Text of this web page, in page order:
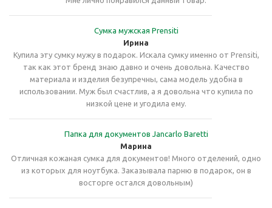
Сумка мужская Prensiti
Ирина
Купила эту сумку мужу в подарок. Искала сумку именно от Prensiti,
так как этот бренд знаю давно и очень довольна. Качество
материала и изделия безупречны, сама модель удобна в
использовании. Муж был счастлив, а я довольна что купила по
низкой цене и угодила ему.
Папка для документов Jancarlo Baretti
Марина
Отличная кожаная сумка для документов! Много отделений, одно
из которых для ноутбука. Заказывала парню в подарок, он в
восторге остался довольным)